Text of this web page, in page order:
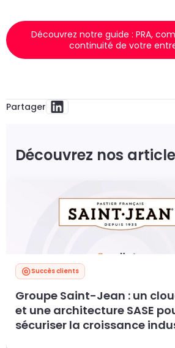
Découvrez notre guide : PRA,
continuité de votre
Partager
Découvrez nos
Succès clients
Groupe Saint-Jean : un
et une architecture SASE
sécuriser la croissance